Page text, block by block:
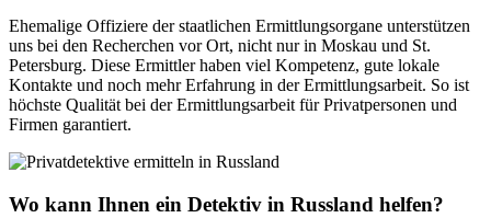
Ehemalige Offiziere der staatlichen Ermittlungsorgane unterstützen
uns bei den Recherchen vor Ort, nicht nur in Moskau und St.
Petersburg. Diese Ermittler haben viel Kompetenz, gute lokale
Kontakte und noch mehr Erfahrung in der Ermittlungsarbeit. So ist
höchste Qualität bei der Ermittlungsarbeit für Privatpersonen und
Firmen garantiert.
Wo kann Ihnen ein Detektiv in Russland helfen?